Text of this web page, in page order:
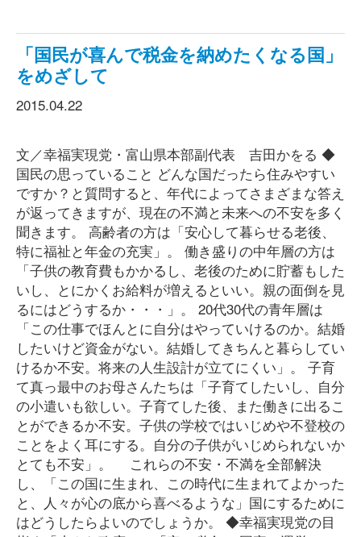
「国民が喜んで税金を納めたくなる国」
をめざして
2015.04.22
文／幸福実現党・富山県本部副代表 吉田かをる ◆
国民の思っていること どんな国だったら住みやすい
ですか？と質問すると、年代によってさまざまな答え
が返ってきますが、現在の不満と未来への不安を多く
聞きます。 高齢者の方は「安心して暮らせる老後、
特に福祉と年金の充実」。 働き盛りの中年層の方は
「子供の教育費もかかるし、老後のために貯蓄もした
いし、とにかくお給料が増えるといい。親の面倒を見
るにはどうするか・・・」。 20代30代の青年層は
「この仕事でほんとに自分はやっていけるのか。結婚
したいけど資金がない。結婚してきちんと暮らしてい
けるか不安。将来の人生設計が立てにくい」。 子育
て真っ最中のお母さんたちは「子育てしたいし、自分
の小遣いも欲しい。子育てした後、また働きに出るこ
とができるか不安。子供の学校ではいじめや不登校の
ことをよく耳にする。自分の子供がいじめられないか
とても不安」。 これらの不安・不満を全部解決
し、「この国に生まれ、この時代に生まれてよかった
と、人々が心の底から喜べるような」国にするために
はどうしたらよいのでしょうか。 ◆幸福実現党の目